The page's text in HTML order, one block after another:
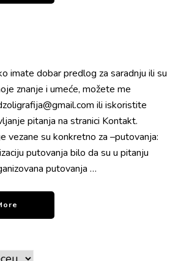
imate dobar predlog za saradnju ili su
znanje i umeće, možete me
ili iskoristite
pitanja na stranici Kontakt.
vezane su konkretno za –putovanja:
putovanja bilo da su u pitanju
putovanja …